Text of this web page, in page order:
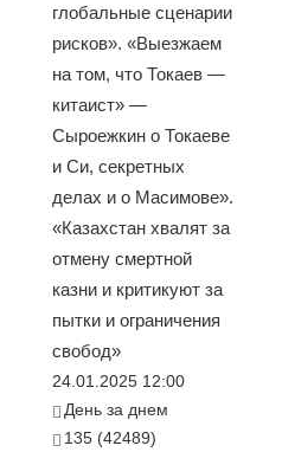
глобальные сценарии
рисков». «Выезжаем
на том, что Токаев —
китаист» —
Сыроежкин о Токаеве
и Си, секретных
делах и о Масимове».
«Казахстан хвалят за
отмену смертной
казни и критикуют за
пытки и ограничения
свобод»
24.01.2025 12:00
День за днем
135 (42489)